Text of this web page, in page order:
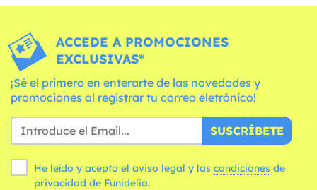
ACCEDE A PROMOCIONES
EXCLUSIVAS*
¡Sé el primero en enterarte de las novedades y
promociones al registrar tu correo eletrónico!
SUSCRÍBETE
He leído y acepto el aviso legal y las condiciones
privacidad de Funidelia.